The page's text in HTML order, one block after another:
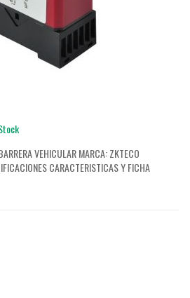
VEHICULAR MARCA: ZKTECO
CARACTERISTICAS Y FICHA